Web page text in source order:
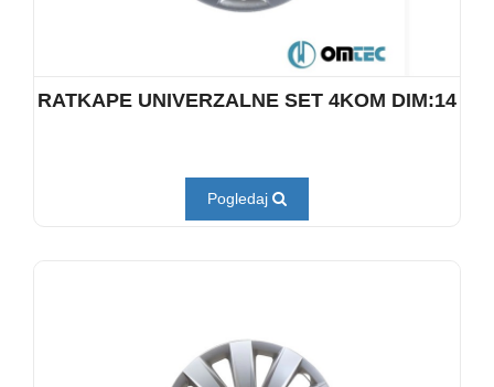
RATKAPE UNIVERZALNE SET 4KOM DIM:14
Pogledaj